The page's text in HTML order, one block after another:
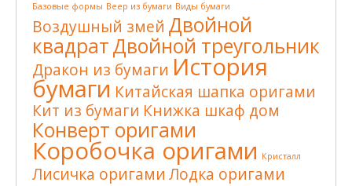
Базовые формы Веер из бумаги Виды бумаги
Воздушный змей Двойной
квадратДвойной треугольник
Дракон из бумаги История
бумаги Китайская шапка оригами
Кит из бумаги Книжка шкаф дом
Конверт оригами
Коробочка оригами Кристалл
Лисичка оригами Лодка оригами